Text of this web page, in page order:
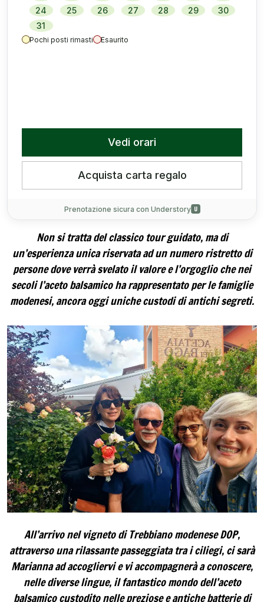
Non si tratta del classico tour guidato, ma di
un’esperienza unica riservata ad un numero ristretto di
persone dove verrà svelato il valore e l’orgoglio che nei
secoli l’aceto balsamico ha rappresentato per le famiglie
modenesi, ancora oggi uniche custodi di antichi segreti.
All’arrivo nel vigneto di Trebbiano modenese DOP,
attraverso una rilassante passeggiata tra i ciliegi, ci sarà
Marianna ad accogliervi e vi accompagnerà a conoscere,
nelle diverse lingue, il fantastico mondo dell’aceto
balsamico custodito nelle preziose e antiche batterie di